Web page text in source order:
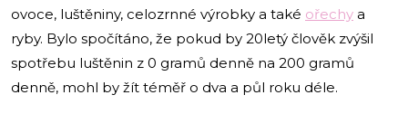
ovoce, luštěniny, celozrnné výrobky a také ořechy a
ryby. Bylo spočítáno, že pokud by 20letý člověk zvýšil
spotřebu luštěnin z 0 gramů denně na 200 gramů
denně, mohl by žít téměř o dva a půl roku déle.